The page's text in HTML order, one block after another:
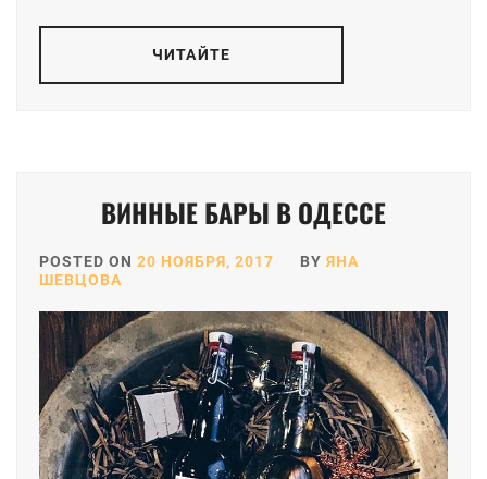
ЧИТАЙТЕ
ВИННЫЕ БАРЫ В ОДЕССЕ
POSTED ON 20 НОЯБРЯ, 2017 BY ЯНА
ШЕВЦОВА